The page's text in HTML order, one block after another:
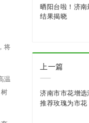
将
温
晒阳台啦！济
结果揭晓
上一篇
济南市市花增
推荐玫瑰为市花